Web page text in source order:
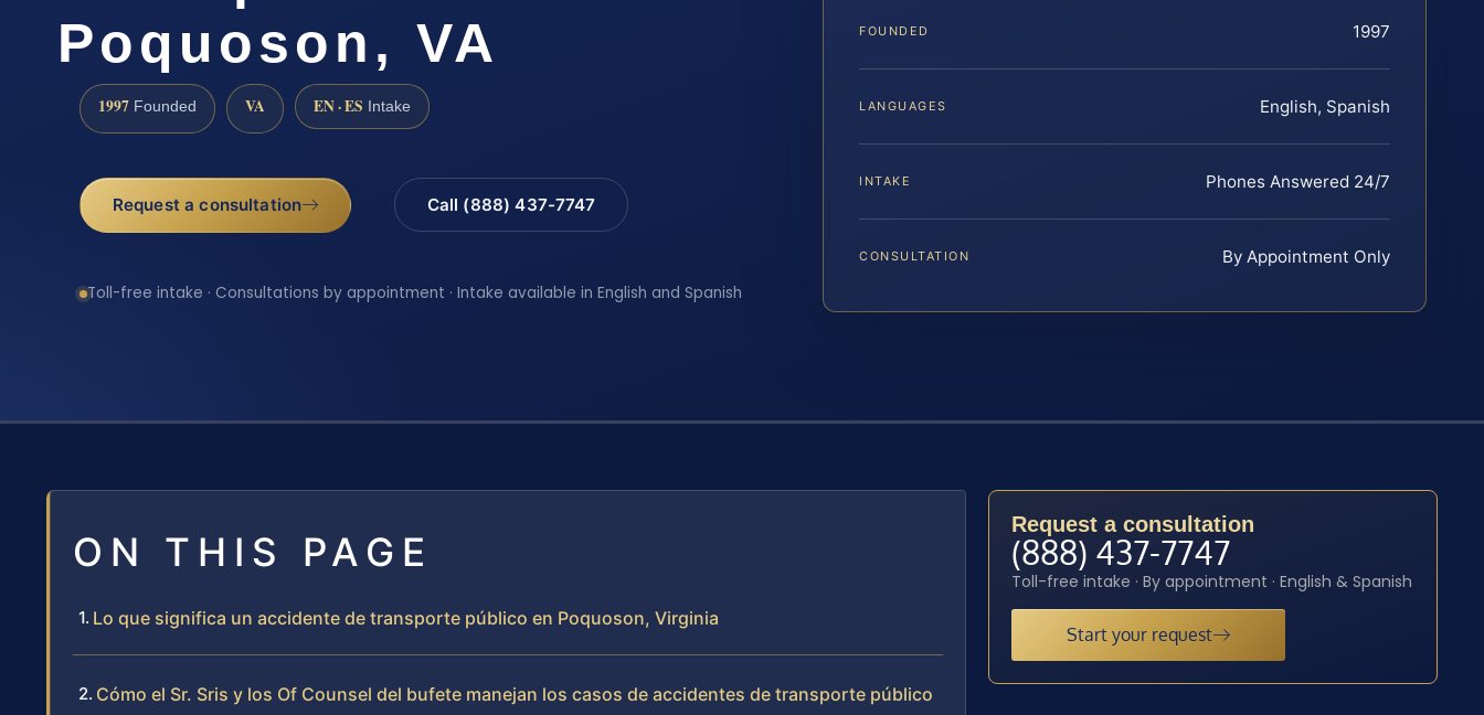
Poquoson, VA
1997 Founded VA EN · ES Intake
Request a consultation Call (888) 437-7747
Toll-free intake · Consultations by appointment · Intake available in English and Spanish
FOUNDED 1997
LANGUAGES English, Spanish
INTAKE Phones Answered 24/7
CONSULTATION By Appointment Only
ON THIS PAGE
Lo que significa un accidente de transporte público en Poquoson, Virginia
Cómo el Sr. Sris y los Of Counsel del bufete manejan los casos de accidentes de transporte público
Request a consultation
(888) 437-7747
Toll-free intake · By appointment · English & Spanish
Start your request